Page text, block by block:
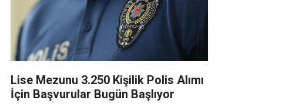
Lise Mezunu 3.250 Kişilik Polis Alımı
İçin Başvurular Bugün Başlıyor